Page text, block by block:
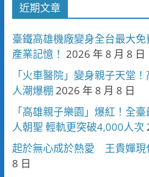
近期文章
臺鐵高雄機廠變身全台最大
產業記憶！ 2026 年 8 月 8 日
「火車醫院」變身親子天堂
人潮爆棚 2026 年 8 月 8 日
「高雄親子樂園」爆紅！全
人朝聖 輕軌更突破4,000人次
起於無心成於熱愛 王貴嬋現
8 日